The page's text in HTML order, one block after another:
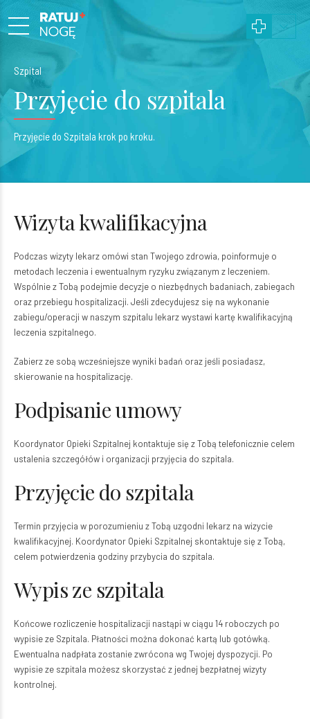
Szpital
Przyjęcie do szpitala
Przyjęcie do Szpitala krok po kroku.
Wizyta kwalifikacyjna
Podczas wizyty lekarz omówi stan Twojego zdrowia, poinformuje o
metodach leczenia i ewentualnym ryzyku związanym z leczeniem.
Wspólnie z Tobą podejmie decyzje o niezbędnych badaniach, zabiegach
oraz przebiegu hospitalizacji. Jeśli zdecydujesz się na wykonanie
zabiegu/operacji w naszym szpitalu lekarz wystawi kartę kwalifikacyjną
leczenia szpitalnego.
Zabierz ze sobą wcześniejsze wyniki badań oraz jeśli posiadasz,
skierowanie na hospitalizację.
Podpisanie umowy
Koordynator Opieki Szpitalnej kontaktuje się z Tobą telefonicznie celem
ustalenia szczegółów i organizacji przyjęcia do szpitala.
Przyjęcie do szpitala
Termin przyjęcia w porozumieniu z Tobą uzgodni lekarz na wizycie
kwalifikacyjnej. Koordynator Opieki Szpitalnej skontaktuje się z Tobą,
celem potwierdzenia godziny przybycia do szpitala.
Wypis ze szpitala
Końcowe rozliczenie hospitalizacji nastąpi w ciągu 14 roboczych po
wypisie ze Szpitala. Płatności można dokonać kartą lub gotówką.
Ewentualna nadpłata zostanie zwrócona wg Twojej dyspozycji. Po
wypisie ze szpitala możesz skorzystać z jednej bezpłatnej wizyty
kontrolnej.